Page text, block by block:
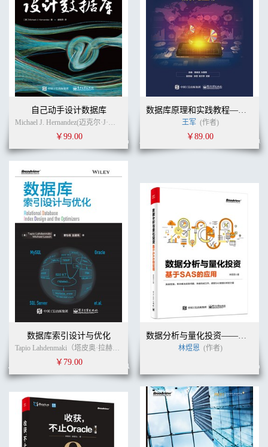
自己动手设计数据库
Michael J. Hernandez(迈克尔·J·埃尔南德斯) (作者) 周涛 (译者)
￥99.00
数据库原理和实践教程——GBase 8t Based on Informix剖析与应用
王军 (作者)
￥89.00
数据库索引设计与优化
Tapio Lahdenmaki（塔皮奥·拉赫登迈奇），Michael Leach（迈克尔·利奇） (作者)
￥79.00
数据分析与量化投资——基于SAS的应用
林煜恩 (作者)